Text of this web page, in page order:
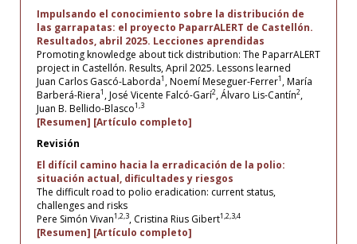
Impulsando el conocimiento sobre la distribución de
las garrapatas: el proyecto PaparrALERT de Castellón.
Resultados, abril 2025. Lecciones aprendidas
Promoting knowledge about tick distribution: The PaparrALERT
project in Castellón. Results, April 2025. Lessons learned
Juan Carlos Gascó-Laborda1 , Noemí Meseguer-Ferrer1 , María
Barberá-Riera1 , José Vicente Falcó-Garí2, Álvaro Lis-Cantín2,
Juan B. Bellido-Blasco1,3
[Resumen] [Artículo completo]
Revisión
El difícil camino hacia la erradicación de la polio:
situación actual, dificultades y riesgos
The difficult road to polio eradication: current status,
challenges and risks
Pere Simón Vivan1,2,3, Cristina Rius Gibert1,2,3,4
[Resumen] [Artículo completo]